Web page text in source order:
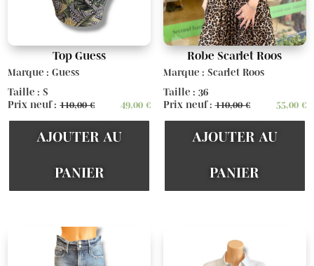
Top Guess
Marque : Guess
Taille : S
Prix neuf :110,00€ 49,00€
AJOUTER AU
PANIER
Robe Scarlet Roos
Marque : Scarlet Roos
Taille : 36
Prix neuf :110,00€ 55,00 €
AJOUTER AU
PANIER